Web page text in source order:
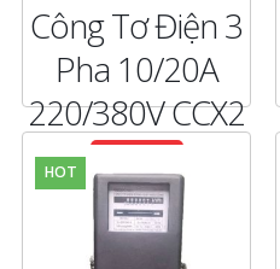
Công Tơ Điện 3
Pha 10/20A
220/380V CCX2
HOT